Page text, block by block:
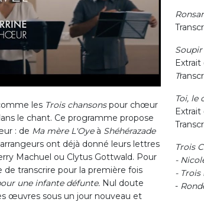
les Trois chansonspour chœur
le chant. Ce programme propose
: de Ma mère L'Oyeà Shéhérazade
ont déjà donné leurs lettres
Machuel ou Clytus Gottwald. Pour
transcrire pour la première fois
une infante défunte. Nul doute
œuvres sous un jour nouveau et
Soupir
Extrait
T
Toi, le
Extrait
Trois
-
- Trois
-